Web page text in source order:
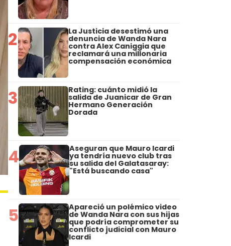
2 La Justicia desestimó una
denuncia de Wanda Nara
contra Alex Caniggia que
reclamará una millonaria
compensación económica
3 Rating: cuánto midió la
salida de Juanicar de Gran
Hermano Generación
Dorada
4 Aseguran que Mauro Icardi
ya tendría nuevo club tras
su salida del Galatasaray:
"Está buscando casa"
5 Apareció un polémico video
de Wanda Nara con sus hijas
que podría comprometer su
conflicto judicial con Mauro
Icardi